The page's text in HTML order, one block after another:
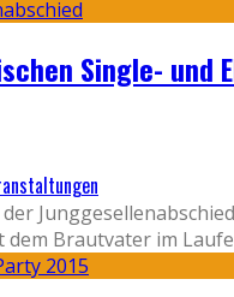
Single- und
dem Brautvater im